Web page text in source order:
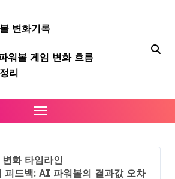
변화기록
워볼 게임 변화 흐름
정리
화 타임라인
피드백: AI 파워볼의 결과값 오차